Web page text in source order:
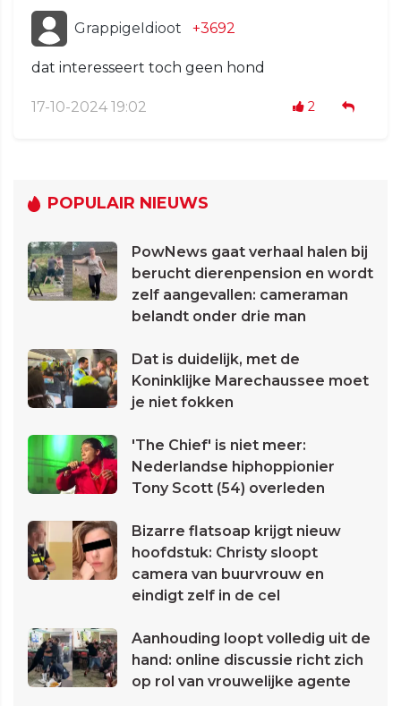
GrappigeIdioot +3692
dat interesseert toch geen hond
17-10-2024 19:02 2
POPULAIR NIEUWS
PowNews gaat verhaal halen bij
berucht dierenpension en wordt
zelf aangevallen: cameraman
belandt onder drie man
Dat is duidelijk, met de
Koninklijke Marechaussee moet
je niet fokken
'The Chief' is niet meer:
Nederlandse hiphoppionier
Tony Scott (54) overleden
Bizarre flatsoap krijgt nieuw
hoofdstuk: Christy sloopt
camera van buurvrouw en
eindigt zelf in de cel
Aanhouding loopt volledig uit de
hand: online discussie richt zich
op rol van vrouwelijke agente